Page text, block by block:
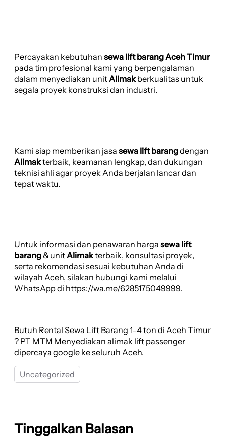
Percayakan kebutuhan sewa lift barang Aceh Timur
pada tim profesional kami yang berpengalaman
dalam menyediakan unitAlimakberkualitas untuk
segala proyek konstruksi dan industri.
Kami siap memberikan jasa sewa lift barangdengan
Alimakterbaik, keamanan lengkap, dan dukungan
teknisi ahli agar proyek Anda berjalan lancar dan
tepat waktu.
Untuk informasi dan penawaran harga sewa lift
barang& unitAlimakterbaik, konsultasi proyek,
serta rekomendasi sesuai kebutuhan Anda di
wilayah Aceh, silakan hubungi kami melalui
WhatsApp di https://wa.me/6285175049999.
Butuh Rental Sewa Lift Barang 1–4 ton di Aceh Timur
? PT MTM Menyediakan alimak lift passenger
dipercaya google ke seluruh Aceh.
Uncategorized
Tinggalkan Balasan